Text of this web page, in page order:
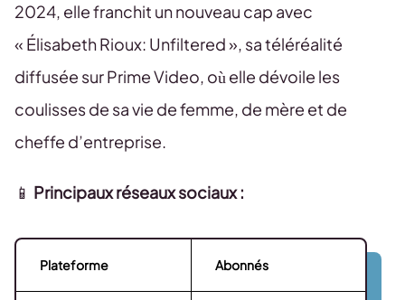
2024, elle franchit un nouveau cap avec
« Élisabeth Rioux: Unfiltered », sa téléréalité
diffusée sur Prime Video, où elle dévoile les
coulisses de sa vie de femme, de mère et de
cheffe d’entreprise.
📱 Principaux réseaux sociaux :
Plateforme Abonnés